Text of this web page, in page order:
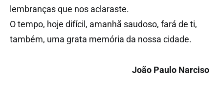
lembranças que nos aclaraste.
O tempo, hoje difícil, amanhã saudoso, fará de ti,
também, uma grata memória da nossa cidade.
João Paulo Narciso